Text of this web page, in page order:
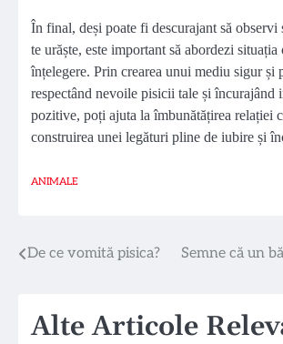
În final, deși poate fi descurajant să observi
te urăște, este important să abordezi situația
înțelegere. Prin crearea unui mediu sigur și
respectând nevoile pisicii tale și încurajând
pozitive, poți ajuta la îmbunătățirea relației
construirea unei legături pline de iubire și
ANIMALE
Navigare
articole
De ce vomită pisica? Semne că un
Alte Articole